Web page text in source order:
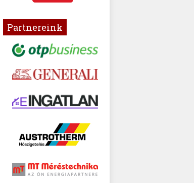
Partnereink